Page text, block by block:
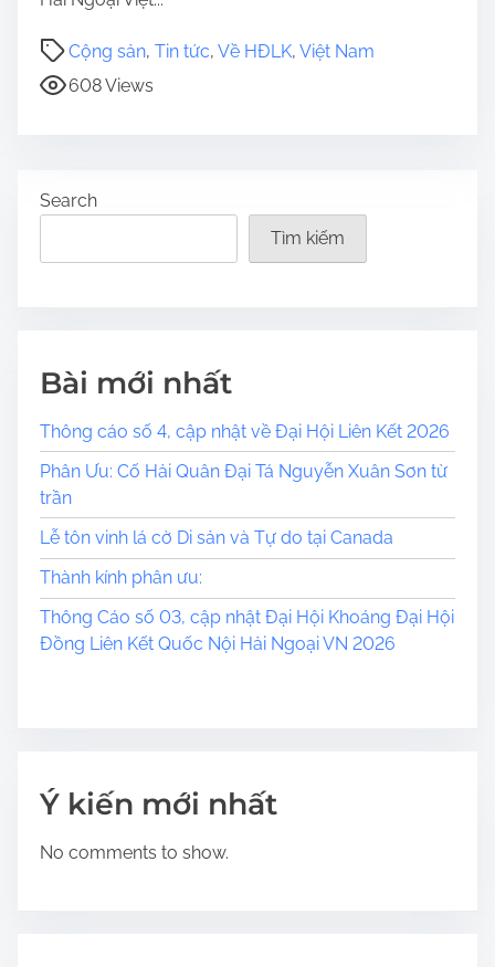
Cộng sản, Tin tức, Về HĐLK, Việt Nam
608 Views
Search
Tìm kiếm
Bài mới nhất
Thông cáo số 4, cập nhật về Đại Hội Liên Kết 2026
Phân Ưu: Cố Hải Quân Đại Tá Nguyễn Xuân Sơn từ
trần
Lễ tôn vinh lá cờ Di sản và Tự do tại Canada
​​Thành kính phân ưu:
Thông Cáo số 03, cập nhật Đại Hội Khoáng Đại Hội
Đồng Liên Kết Quốc Nội Hải Ngoại VN 2026
Ý kiến mới nhất
No comments to show.